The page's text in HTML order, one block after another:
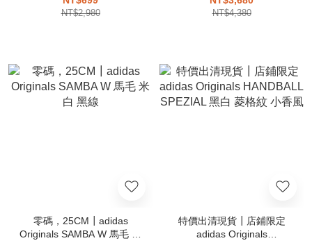
NT$2,980 NT$4,380
零碼，25CM┃adidas
Originals SAMBA W 馬毛 米
特價出清現貨┃店鋪限定
adidas Originals